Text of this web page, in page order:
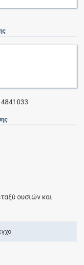
ουσιών και